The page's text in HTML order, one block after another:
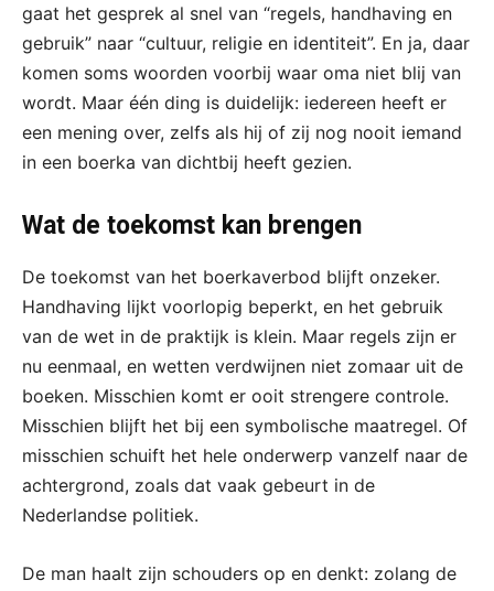
gaat het gesprek al snel van “regels, handhaving en
gebruik” naar “cultuur, religie en identiteit”. En ja, daar
komen soms woorden voorbij waar oma niet blij van
wordt. Maar één ding is duidelijk: iedereen heeft er
een mening over, zelfs als hij of zij nog nooit iemand
in een boerka van dichtbij heeft gezien.
Wat de toekomst kan brengen
De toekomst van het boerkaverbod blijft onzeker.
Handhaving lijkt voorlopig beperkt, en het gebruik
van de wet in de praktijk is klein. Maar regels zijn er
nu eenmaal, en wetten verdwijnen niet zomaar uit de
boeken. Misschien komt er ooit strengere controle.
Misschien blijft het bij een symbolische maatregel. Of
misschien schuift het hele onderwerp vanzelf naar de
achtergrond, zoals dat vaak gebeurt in de
Nederlandse politiek.
De man haalt zijn schouders op en denkt: zolang de